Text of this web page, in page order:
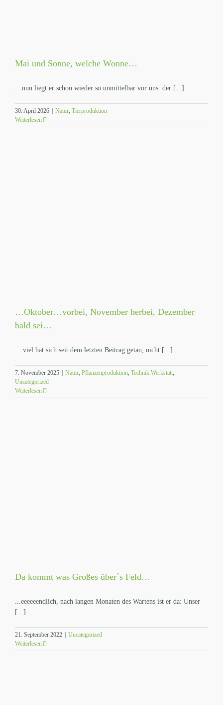
Mai und Sonne, welche Wonne…
…nun liegt er schon wieder so unmittelbar vor uns: der [...]
30. April 2026 Natur, Tierproduktion
Weiterlesen
…Oktober…vorbei, November herbei, Dezember
bald sei…
... viel hat sich seit dem letzten Beitrag getan, nicht [...]
7. November 2025 Natur, Pflanzenproduktion, Technik Werkstatt,
Uncategorized
Weiterlesen
Da kommt was Großes über`s Feld…
...eeeeeendlich, nach langen Monaten des Wartens ist er da: Unser
[...]
21. September 2022
Uncategorized
Weiterlesen